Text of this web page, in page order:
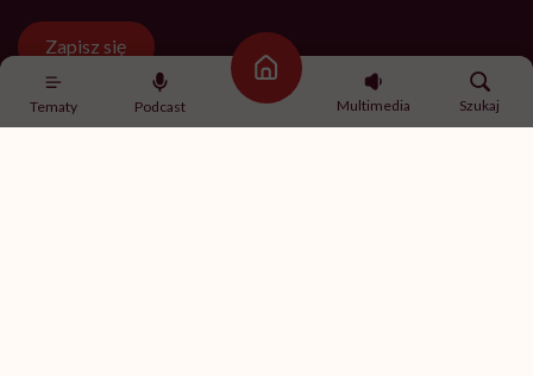
Tematy Podcast
Strona główna
Multimedia
Szukaj
Zapisz się